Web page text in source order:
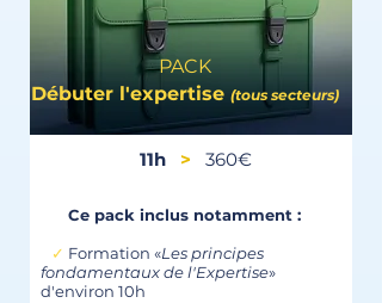
PACK
Débuter l'expertise (tous secteurs)
11h > 360€
Ce pack inclus notamment :
✓ Formation «Les principes
fondamentaux de l'Expertise»
d'environ 10h